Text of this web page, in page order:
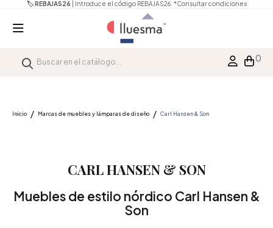
🏷️ REBAJAS26 | Introduce el código REBAJAS26. *Consultar condiciones
0
Inicio Marcas de muebles y lámparas de diseño Carl Hansen & Son
CARL HANSEN & SON
Muebles de estilo nórdico Carl Hansen &
Son